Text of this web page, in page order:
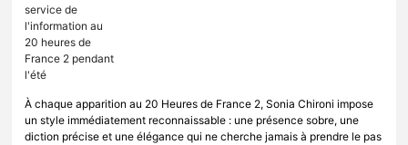
À chaque apparition au 20 Heures de France 2, Sonia Chironi impose
un style immédiatement reconnaissable : une présence sobre, une
diction précise et une élégance qui ne cherche jamais à prendre le pas